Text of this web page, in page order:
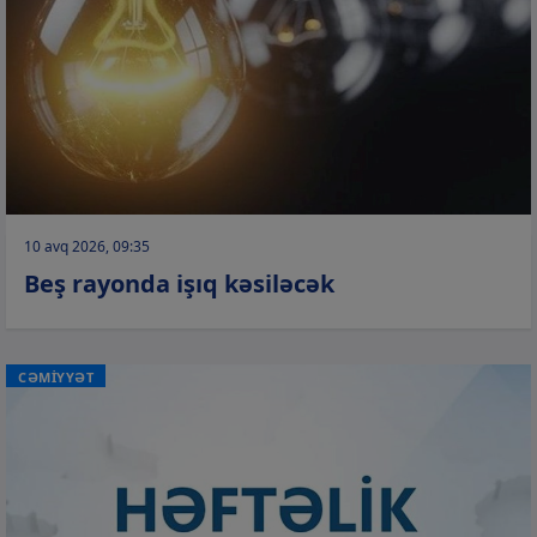
10 avq 2026, 09:35
Beş rayonda işıq kəsiləcək
CƏMİYYƏT